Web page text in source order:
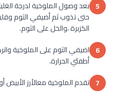
5 بعد وصول الملوخية لدرجة
حتى تذوب ثم أضيفي الثوم
الكزبرة ،والخل على الثوم.
6
أطفئي الحرارة.
7 تقدم الملوخية معالأرز الأبيض